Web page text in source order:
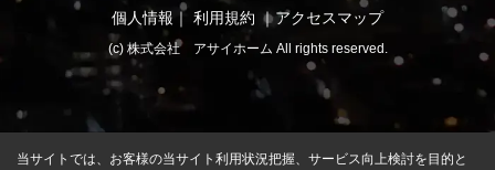
個人情報 ｜ 利用規約 ｜アクセスマップ
(c) 株式会社 アサイホーム All rights reserved.
当サイトでは、お客様の当サイト利用状況把握、サービス向上検討を目的と